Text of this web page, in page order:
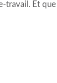
travail. Et que